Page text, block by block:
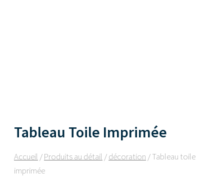
Tableau Toile Imprimée
Accueil /Produits au détail /décoration / Tableau toile
imprimée